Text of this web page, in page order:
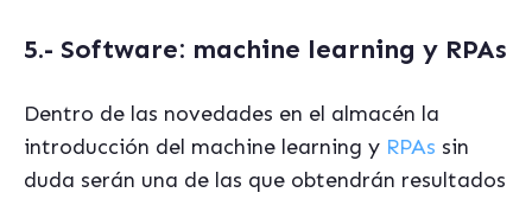
5.- Software: machine learning y RPAs
Dentro de las novedades en el almacén la
introducción del machine learning y RPAs sin
duda serán una de las que obtendrán resultados